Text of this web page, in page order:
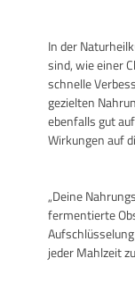
In der
sind, wie einer
schnelle
gezielten
ebenfalls gut
Wirkungen auf
„Deine
fermentierte
jeder Mahlzeit